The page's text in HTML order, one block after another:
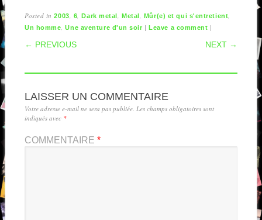
Posted in2003 6 ,Dark metal ,Metal Mûr(e) et qui s'entretient
Un homme ,Une aventure d'un soir |Leave a comment |
POST NAVIGATION
← PREVIOUS NEXT →
LAISSER UN COMMENTAIRE
Votre adresse e-mail ne sera pas publiée. Les champs obligatoires sont
indiqués avec *
COMMENTAIRE *